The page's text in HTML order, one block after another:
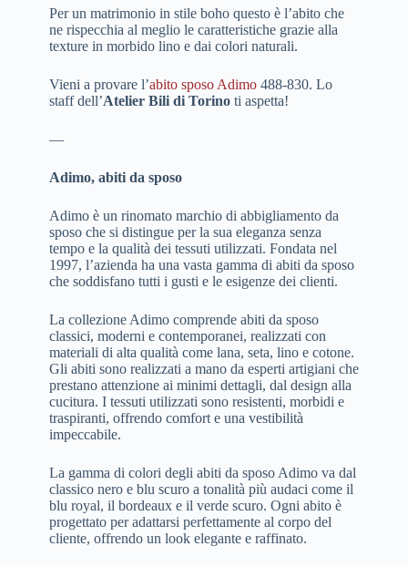
Per un matrimonio in stile boho questo è l’abito che
ne rispecchia al meglio le caratteristiche grazie alla
texture in morbido lino e dai colori naturali.
Vieni a provare l’abito sposo Adimo488-830. Lo
staff dell’Atelier Bili di Torinoti aspetta!
—
Adimo, abiti da sposo
Adimo è un rinomato marchio di abbigliamento da
sposo che si distingue per la sua eleganza senza
tempo e la qualità dei tessuti utilizzati. Fondata nel
1997, l’azienda ha una vasta gamma di abiti da sposo
che soddisfano tutti i gusti e le esigenze dei clienti.
La collezione Adimo comprende abiti da sposo
classici, moderni e contemporanei, realizzati con
materiali di alta qualità come lana, seta, lino e cotone.
Gli abiti sono realizzati a mano da esperti artigiani che
prestano attenzione ai minimi dettagli, dal design alla
cucitura. I tessuti utilizzati sono resistenti, morbidi e
traspiranti, offrendo comfort e una vestibilità
impeccabile.
La gamma di colori degli abiti da sposo Adimo va dal
classico nero e blu scuro a tonalità più audaci come il
blu royal, il bordeaux e il verde scuro. Ogni abito è
progettato per adattarsi perfettamente al corpo del
cliente, offrendo un look elegante e raffinato.